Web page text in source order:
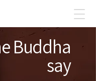
Buddha
say